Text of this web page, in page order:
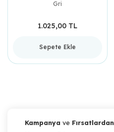
Gri
1.025,00 TL
Sepete Ekle
Kampanya ve Fırsatlardan